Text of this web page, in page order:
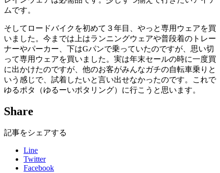
ムです。
そしてロードバイクを初めて３年目、やっと専用ウェアを買
いました。今までは上はランニングウェアや普段着のトレー
ナーやパーカー、下はGパンで乗っていたのですが、思い切
って専用ウェアを買いました。実は年末セールの時に一度買
に出かけたのですが、他のお客がみんなガチの自転車乗りと
いう感じで、試着したいと言い出せなかったのです。これで
ゆるポタ（ゆるーいポタリング）に行こうと思います。
Share
記事をシェアする
Line
Twitter
Facebook